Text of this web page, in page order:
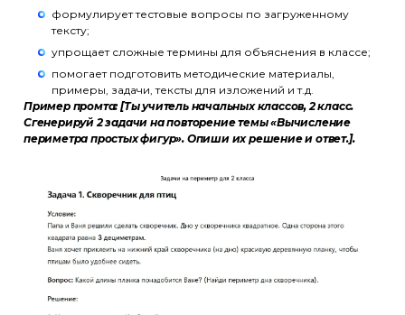
формулирует тестовые вопросы по загруженному
тексту;
упрощает сложные термины для объяснения в классе;
помогает подготовить методические материалы,
примеры, задачи, тексты для изложений и т.д.
Пример промта: [Ты учитель начальных классов, 2 класс.
Сгенерируй 2 задачи на повторение темы «Вычисление
периметра простых фигур». Опиши их решение и ответ.].